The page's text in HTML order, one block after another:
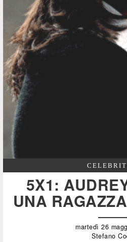
5X1:
UNA
martedì 26
Stefano